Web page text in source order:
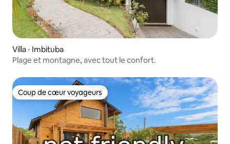
Villa ⋅ Imbituba
Plage et montagne, avec tout le confort.
Coup de cœur voyageurs
Coup de cœur voyageurs